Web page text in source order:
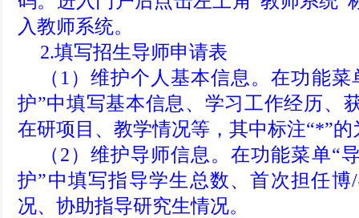
入教师系统。
2.填写招生导师申请表
（1）维护个人基本信息。在功能
护”中填写基本信息、学习工作经历、
在研项目、教学情况等，其中标注“*”
（2）维护导师信息。在功能菜单“
护”中填写指导学生总数、首次担任
况、协助指导研究生情况。